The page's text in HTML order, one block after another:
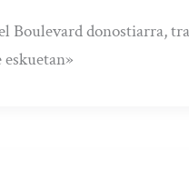
Boulevard donostiarra,